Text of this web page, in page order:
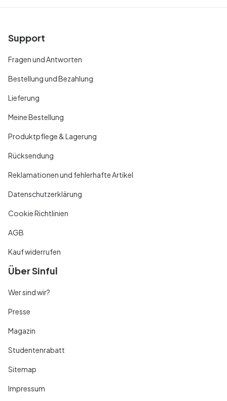
Support
Fragen und Antworten
Bestellung und Bezahlung
Lieferung
Meine Bestellung
Produktpflege & Lagerung
Rücksendung
Reklamationen und fehlerhafte Artikel
Datenschutzerklärung
Cookie Richtlinien
AGB
Kauf widerrufen
Über Sinful
Wer sind wir?
Presse
Magazin
Studentenrabatt
Sitemap
Impressum